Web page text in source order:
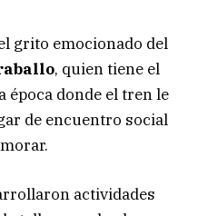
grito emocionado del
, quien tiene el
época donde el tren le
de encuentro social
actividades